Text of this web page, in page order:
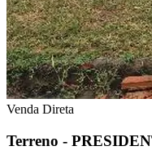
Venda Direta
Terreno -